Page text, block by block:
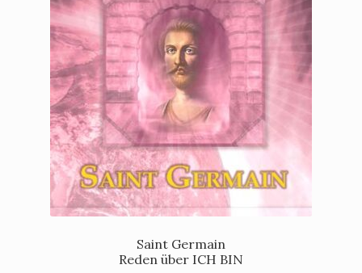
Saint Germain
Reden über ICH BIN